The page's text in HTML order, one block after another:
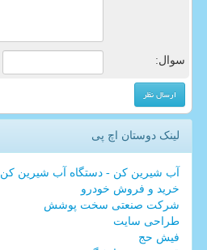
سوال:
لینک دوستان اچ پی
آب شیرین کن - دستگاه آب شیرین کن
خرید و فروش خودرو
شرکت صنعتی سخت پوشش
طراحی سایت
فیش حج